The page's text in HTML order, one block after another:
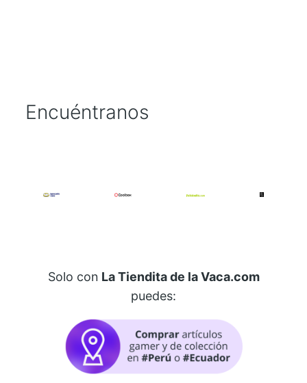
Encuéntranos
Solo con La Tiendita de la Vaca.com
puedes: